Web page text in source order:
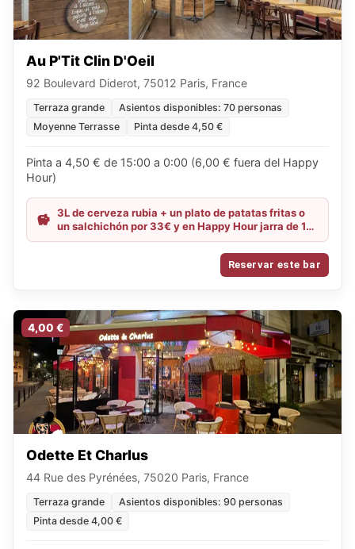
Au P'Tit Clin D'Oeil
92 Boulevard Diderot, 75012 Paris, France
Terraza grande
Asientos disponibles: 70 personas
Moyenne Terrasse
Pinta desde 4,50 €
Pinta a 4,50 € de 15:00 a 0:00 (6,00 € fuera del Happy
Hour)
3L de cerveza rubia + un plato de patatas fritas o
un salchichón por 33€ y en Happy Hour jarra de 1L
a 25€ (selección en el local)
Reservar este bar
4,00 €
Odette Et Charlus
44 Rue des Pyrénées, 75020 Paris, France
Terraza grande
Asientos disponibles: 90 personas
Pinta desde 4,00 €